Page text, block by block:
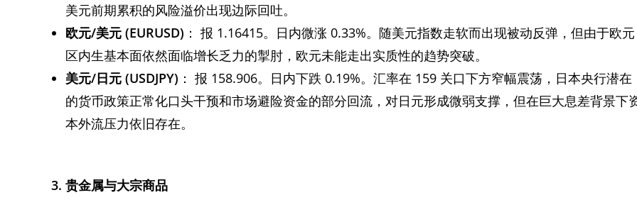
美元前期累积的风险溢价出现边际回吐。
欧元/美元 (EURUSD) ： 报 1.16415。日内微涨 0.33%。随美元指数走软而出现被动反弹，但由于欧元
区内生基本面依然面临增长乏力的掣肘，欧元未能走出实质性的趋势突破。
美元/日元 (USDJPY) ： 报 158.906。日内下跌 0.19%。汇率在 159 关口下方窄幅震荡，日本央行潜在
的货币政策正常化口头干预和市场避险资金的部分回流，对日元形成微弱支撑，但在巨大息差背景下
本外流压力依旧存在。
3. 贵金属与大宗商品